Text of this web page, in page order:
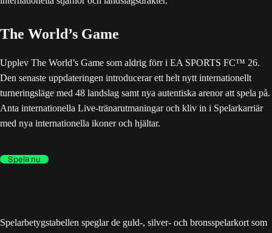
The World’s Game
Upplev The World’s Game som aldrig förr i EA SPORTS FC™ 26.
Den senaste uppdateringen introducerar ett helt nytt internationellt
turneringsläge med 48 landslag samt nya autentiska arenor att spela på.
Anta internationella Live-tränarutmaningar och kliv in i Spelarkarriär
med nya internationella ikoner och hjältar.
Spela nu
Spelarbetygstabellen speglar de guld-, silver- och bronsspelarkort som